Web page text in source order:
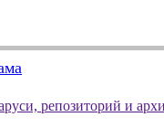
репозиторий и